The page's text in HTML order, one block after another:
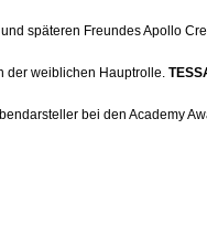
späteren Freundes Apollo
der weiblichen Hauptrolle.
bei den Academy